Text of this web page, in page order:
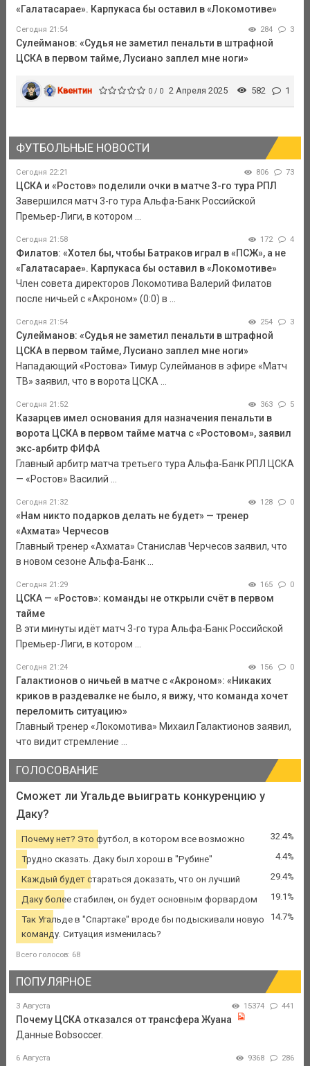
«Галатасарае». Карпукаса бы оставил в «Локомотиве»
Сегодня 21:54 284 3
Сулейманов: «Судья не заметил пенальти в штрафной
ЦСКА в первом тайме, Лусиано заплел мне ноги»
Квентин 0 / 0 2 Апреля 2025 582 1
ФУТБОЛЬНЫЕ НОВОСТИ
Сегодня 22:21 806 73
ЦСКА и «Ростов» поделили очки в матче 3-го тура РПЛ
Завершился матч 3-го тура Альфа-Банк Российской
Премьер-Лиги, в котором ...
Сегодня 21:58 172 4
Филатов: «Хотел бы, чтобы Батраков играл в «ПСЖ», а не
«Галатасарае». Карпукаса бы оставил в «Локомотиве»
Член совета директоров Локомотива Валерий Филатов
после ничьей с «Акроном» (0:0) в ...
Сегодня 21:54 254 3
Сулейманов: «Судья не заметил пенальти в штрафной
ЦСКА в первом тайме, Лусиано заплел мне ноги»
Нападающий «Ростова» Тимур Сулейманов в эфире «Матч
ТВ» заявил, что в ворота ЦСКА ...
Сегодня 21:52 363 5
Казарцев имел основания для назначения пенальти в
ворота ЦСКА в первом тайме матча с «Ростовом», заявил
экс‑арбитр ФИФА
Главный арбитр матча третьего тура Альфа‑Банк РПЛ ЦСКА
— «Ростов» Василий ...
Сегодня 21:32 128 0
«Нам никто подарков делать не будет» — тренер
«Ахмата» Черчесов
Главный тренер «Ахмата» Станислав Черчесов заявил, что
в новом сезоне Альфа‑Банк ...
Сегодня 21:29 165 0
ЦСКА — «Ростов»: команды не открыли счёт в первом
тайме
В эти минуты идёт матч 3-го тура Альфа-Банк Российской
Премьер-Лиги, в котором ...
Сегодня 21:24 156 0
Галактионов о ничьей в матче с «Акроном»: «Никаких
криков в раздевалке не было, я вижу, что команда хочет
переломить ситуацию»
Главный тренер «Локомотива» Михаил Галактионов заявил,
что видит стремление ...
ГОЛОСОВАНИЕ
Сможет ли Угальде выиграть конкуренцию у
Даку?
Почему нет? Это футбол, в котором все возможно 32.4%
Трудно сказать. Даку был хорош в "Рубине" 4.4%
Каждый будет стараться доказать, что он лучший 29.4%
Даку более стабилен, он будет основным форвардом 19.1%
Так Угальде в "Спартаке" вроде бы подыскивали новую
команду. Ситуация изменилась?
14.7%
Всего голосов: 68
ПОПУЛЯРНОЕ
3 Августа 15374 441
Почему ЦСКА отказался от трансфера Жуана
Данные Bobsoccer.
6 Августа 9368 286